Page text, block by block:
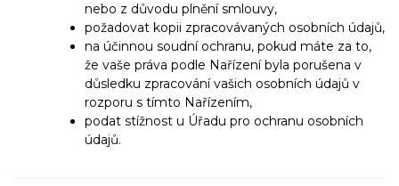
nebo z důvodu plnění smlouvy,
požadovat kopii zpracovávaných osobních údajů,
na účinnou soudní ochranu, pokud máte za to,
že vaše práva podle Nařízení byla porušena v
důsledku zpracování vašich osobních údajů v
rozporu s tímto Nařízením,
podat stížnost u Úřadu pro ochranu osobních
údajů.